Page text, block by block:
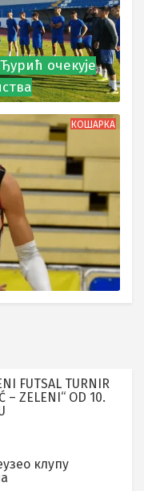
очекује
КОШАРКА
FUTSAL TURNIR
– ZELENI“ OD 10.
клупу